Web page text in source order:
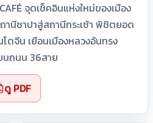
จุดเช็คอินแห่งใหม่ของเมือง
านีซาปาสู่สถานีกระเช้า พิชิตยอด
ดจีน เยือนเมืองหลวงอันทรง
นถนน 36สาย
ดู PDF